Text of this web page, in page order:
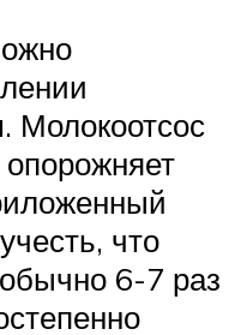
Молокоотсос
опорожняет
что
6-7 раз